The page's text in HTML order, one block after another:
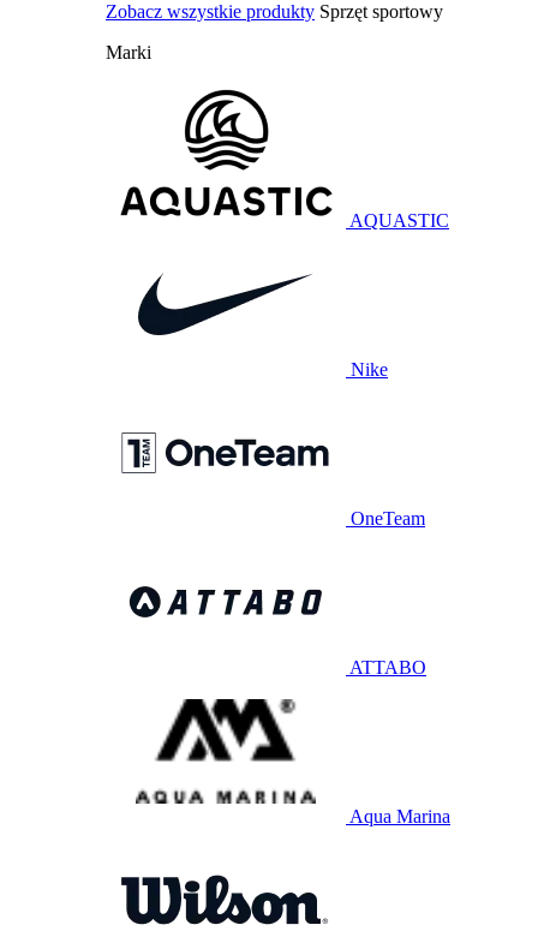
Zobacz wszystkie produkty Sprzęt sportowy
Marki
AQUASTIC
Nike
OneTeam
ATTABO
Aqua Marina